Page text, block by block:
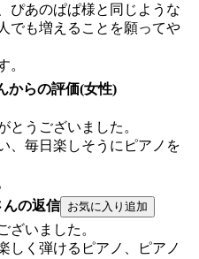
ぴあのぱぱ様と同じような
でも増えることを願ってや
。
からの評価(女性)
とうございました。
、毎日楽しそうにピアノを
んの返信
ざいました。
しく弾けるピアノ、ピアノ